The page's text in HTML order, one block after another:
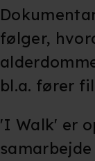
følger,
bl.a. fører
'I Walk' er